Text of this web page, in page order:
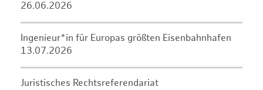
26.06.2026
Ingenieur*in für Europas größten Eisenbahnhafen
13.07.2026
Juristisches Rechtsreferendariat